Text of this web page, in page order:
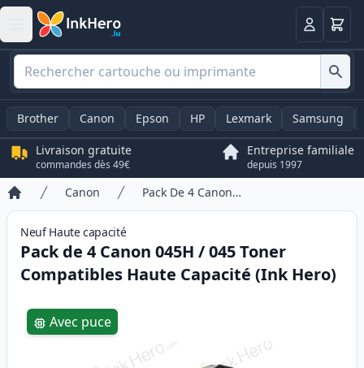
Panier
Brother Canon Epson HP Lexmark Samsung
Livraison gratuite
commandes dès 49€
Entreprise familiale
depuis 1997
Accueil
Canon Pack De 4 Canon 045H / 045 Toner Compatibles Haute Capacité (Ink Hero)
Neuf Hautecapacité
Pack de 4 Canon 045H / 045 Toner
Compatibles Haute Capacité (Ink Hero)
Product information
Avec puce